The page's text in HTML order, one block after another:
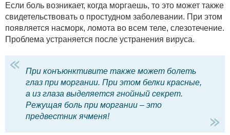
Если боль возникает, когда моргаешь, то это может также
свидетельствовать о простудном заболевании. При этом
появляется насморк, ломота во всем теле, слезотечение.
Проблема устраняется после устранения вируса.
При конъюнктивите также может болеть
глаз при моргании. При этом белки красные,
а из глаза выделяется гнойный секрет.
Режущая боль при моргании – это
предвестник ячменя!